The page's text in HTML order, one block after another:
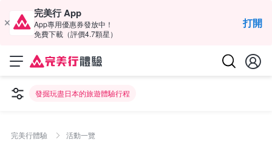
完美行 App
App專用優惠券發放中！
免費下載（評價4.7顆星）
打開
發掘玩盡日本的旅遊體驗行程
完美行體驗 活動一覽